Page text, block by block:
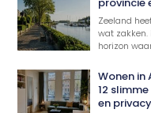
Zeeland
wat zakken.
horizon
Wonen
12
en privacy